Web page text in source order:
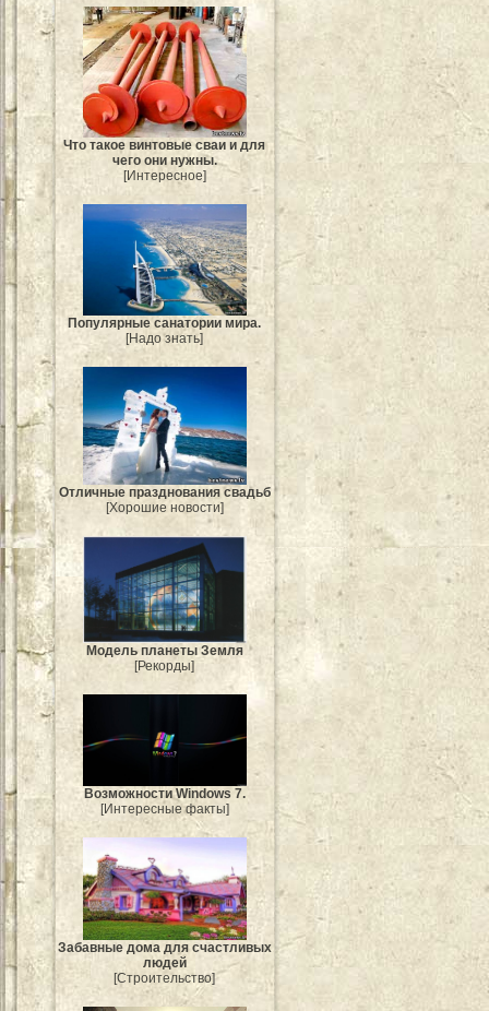
Что такое винтовые сваи и для
чего они нужны.
[Интересное]
Популярные санатории мира.
[Надо знать]
Отличные празднования свадьб
[Хорошие новости]
Модель планеты Земля
[Рекорды]
Возможности Windows 7.
[Интересные факты]
Забавные дома для счастливых
людей
[Строительство]